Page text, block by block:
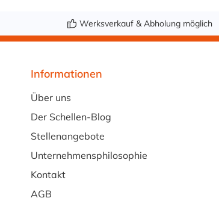
Werksverkauf & Abholung möglich
Informationen
Über uns
Der Schellen-Blog
Stellenangebote
Unternehmensphilosophie
Kontakt
AGB